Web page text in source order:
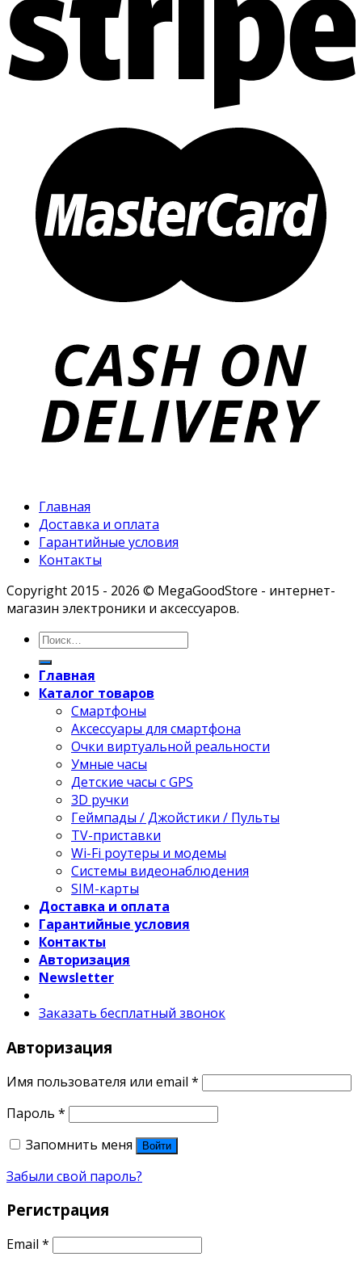
Главная
Доставка и оплата
Гарантийные условия
Контакты
Copyright 2015 - 2026 © MegaGoodStore - интернет-
магазин электроники и аксессуаров.
Главная
Каталог товаров
Смартфоны
Аксессуары для смартфона
Очки виртуальной реальности
Умные часы
Детские часы с GPS
3D ручки
Геймпады / Джойстики / Пульты
TV-приставки
Wi-Fi роутеры и модемы
Системы видеонаблюдения
SIM-карты
Доставка и оплата
Гарантийные условия
Контакты
Авторизация
Newsletter
Заказать бесплатный звонок
Авторизация
Имя пользователя или email *
Пароль *
Запомнить меня
Войти
Забыли свой пароль?
Регистрация
Email *